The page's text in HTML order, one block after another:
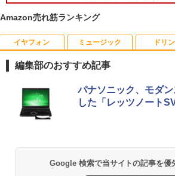
ン VETESA Intel
フルHD液晶 テンキ
ードwindows11搭
期設定済 IPS広視野
C パソコン テレワー
￥45,980
5
【16%OFF！8/11
ーミングモニター
HD 非光沢 200Hz
m HDR10 HDMI
ピーカー・ヘッド
Amazon売れ筋ランキング
イヤフォン
Anker Soundcore
全ワイヤレスイヤホン
セリング 3.5 / マルチ
￥9,990
ミュージック
BRUCE WAYNE
[Explicit]
BRUCE WAYNE feat.
ドリ
by Amazon 天然水 ラ
富士山の天然水 バナ
ウォーター ペットボ
薬屋のひとりごと 17
ンガンコミックス)
異世界居酒屋「のぶ」
編集部のおすすめ記事
パナソニック、モダ
した「レッツノート
Google 検索で当サイトの記事を優